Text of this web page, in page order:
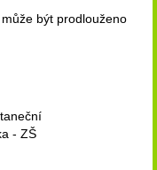
být prodlouženo
- ZŠ